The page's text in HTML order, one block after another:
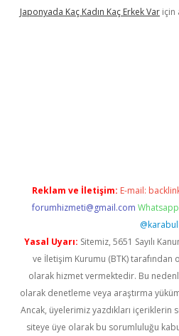
Japonyada Kaç Kadın Kaç Erkek Var için
Reklam ve İletişim: E-mail:
forumhizmeti@gmail.com
@karabul
Yasal Uyarı: Sitemiz, 5651 Sayılı
ve İletişim Kurumu (BTK) tarafından
olarak hizmet vermektedir. Bu
olarak denetleme veya araştırma
Ancak, üyelerimiz yazdıkları içeriklerin
siteye üye olarak bu sorumluluğu